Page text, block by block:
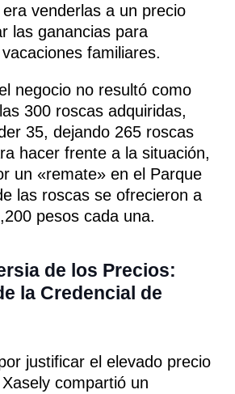
venderlas a un precio
las ganancias para
familiares.
negocio no resultó como
300 roscas adquiridas,
35, dejando 265 roscas
hacer frente a la situación,
un «remate» en el Parque
las roscas se ofrecieron a
pesos cada una.
de los Precios:
la Credencial de
justificar el elevado precio
compartió un